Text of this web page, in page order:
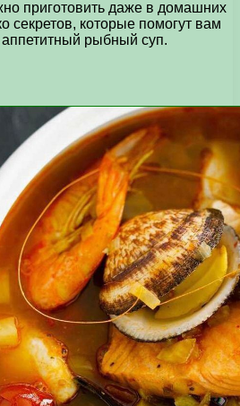
приготовить даже в домашних
секретов, которые помогут вам
аппетитный рыбный суп.